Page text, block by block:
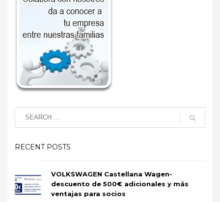
RECENT POSTS
VOLKSWAGEN Castellana Wagen-
descuento de 500€ adicionales y más
ventajas para socios